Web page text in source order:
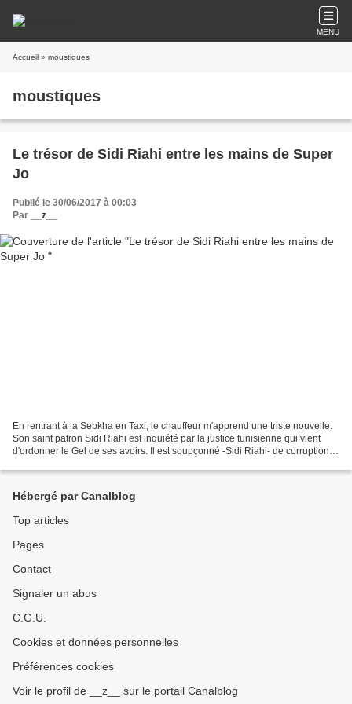
MENU
Accueil » moustiques
moustiques
Le trésor de Sidi Riahi entre les mains de Super
Jo
Publié le 30/06/2017 à 00:03
Par
__z__
En rentrant à la Sebkha en Taxi, le chauffeur m'apprend une triste nouvelle.
Son saint patron Sidi Riahi est inquiété par la justice tunisienne qui vient
d'ordonner le Gel de ses avoirs. Il est soupçonné -Sidi Riahi- de corruption et
Hébergé par Canalblog
Top articles
Pages
Contact
Signaler un abus
C.G.U.
Cookies et données personnelles
Préférences cookies
Voir le profil de __z__ sur le portail Canalblog